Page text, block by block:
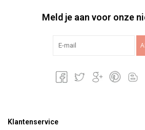
Meld je aan voor onze
Klantenservice